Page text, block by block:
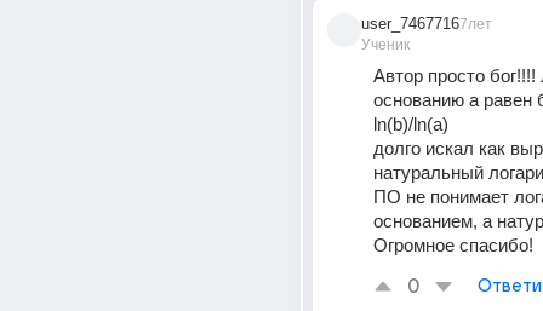
user_7467716
Ученик
7лет
Автор просто
основанию a равен
ln(b)/ln(a)
долго искал как
натуральный
ПО не понимает
основанием, а
Огромное спасибо!
0